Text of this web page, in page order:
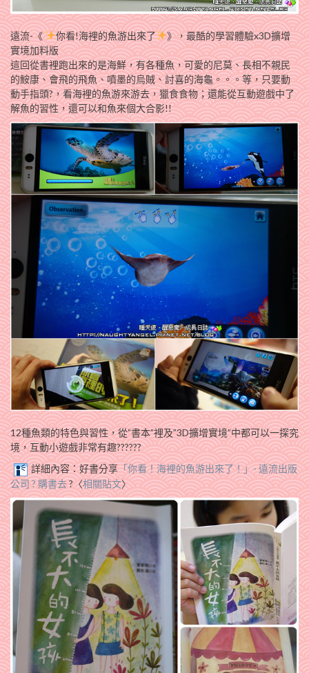
遠流‬-《 你看!海裡的魚游出來了
》，最酷的學習體驗x3D擴增
實境加料版
這回從書裡跑出來的是海鮮，有各種魚，可愛的尼莫、長相不親民
的鮟康、會飛的飛魚、噴墨的烏賊、討喜的海龜。。。等，只要動
動手指頭?，看海裡的魚游來游去，獵食食物；還能從互動遊戲中了
解魚的習性，還可以和魚來個大合影!!
12種魚類的特色與習性，從”書本”裡及”3D擴增實境”中都可以一探究
境，互動小遊戲非常有趣??????
詳細內容：好書分享「你看！海裡的魚游出來了！」- 遠流出版
公司 ? 購書去?〈相關貼文〉